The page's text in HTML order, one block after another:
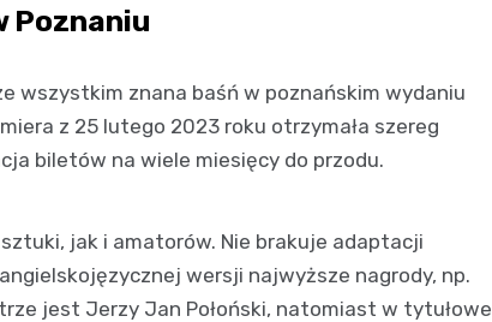
Poznaniu
wszystkim znana baśń w poznańskim wydaniu
z 25 lutego 2023 roku otrzymała szereg
biletów na wiele miesięcy do przodu.
jak i amatorów. Nie brakuje adaptacji
wersji najwyższe nagrody, np.
jest Jerzy Jan Połoński, natomiast w tytułowe